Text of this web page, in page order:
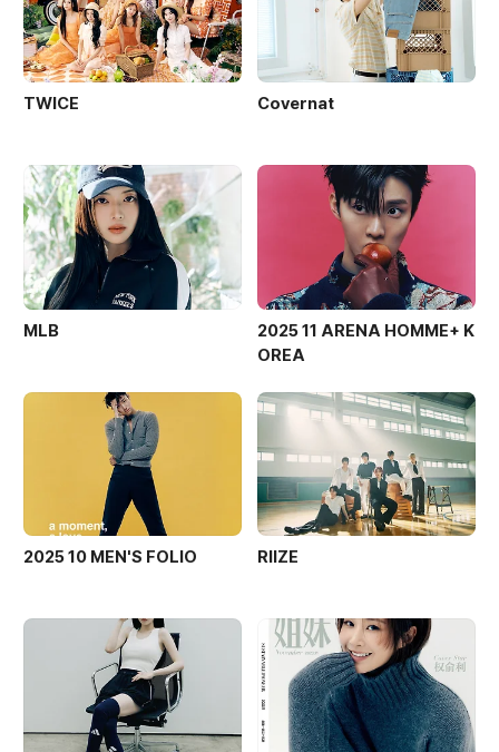
TWICE Covernat
MLB
2025 11 ARENA HOMME+ K
OREA
2025 10 MEN'S FOLIO RIIZE